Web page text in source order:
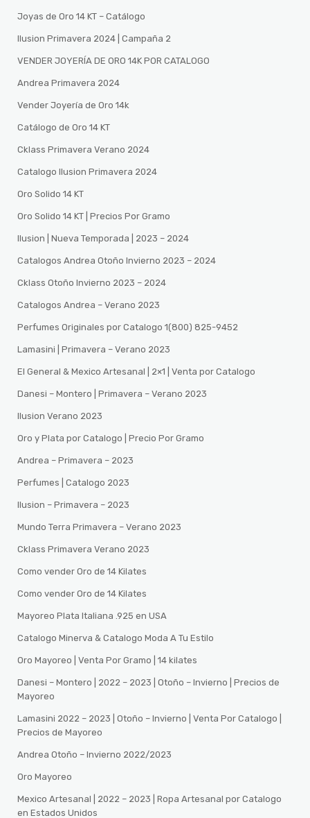
Joyas de Oro 14 KT – Catálogo
Ilusion Primavera 2024 | Campaña 2
VENDER JOYERÍA DE ORO 14K POR CATALOGO
Andrea Primavera 2024
Vender Joyería de Oro 14k
Catálogo de Oro 14 KT
Cklass Primavera Verano 2024
Catalogo Ilusion Primavera 2024
Oro Solido 14 KT
Oro Solido 14 KT | Precios Por Gramo
Ilusion | Nueva Temporada | 2023 – 2024
Catalogos Andrea Otoño Invierno 2023 – 2024
Cklass Otoño Invierno 2023 – 2024
Catalogos Andrea – Verano 2023
Perfumes Originales por Catalogo 1(800) 825-9452
Lamasini | Primavera – Verano 2023
El General & Mexico Artesanal | 2×1 | Venta por Catalogo
Danesi – Montero | Primavera – Verano 2023
Ilusion Verano 2023
Oro y Plata por Catalogo | Precio Por Gramo
Andrea – Primavera – 2023
Perfumes | Catalogo 2023
Ilusion – Primavera – 2023
Mundo Terra Primavera – Verano 2023
Cklass Primavera Verano 2023
Como vender Oro de 14 Kilates
Como vender Oro de 14 Kilates
Mayoreo Plata Italiana .925 en USA
Catalogo Minerva & Catalogo Moda A Tu Estilo
Oro Mayoreo | Venta Por Gramo | 14 kilates
Danesi – Montero | 2022 – 2023 | Otoño – Invierno | Precios de
Mayoreo
Lamasini 2022 – 2023 | Otoño – Invierno | Venta Por Catalogo |
Precios de Mayoreo
Andrea Otoño – Invierno 2022/2023
Oro Mayoreo
Mexico Artesanal | 2022 – 2023 | Ropa Artesanal por Catalogo
en Estados Unidos